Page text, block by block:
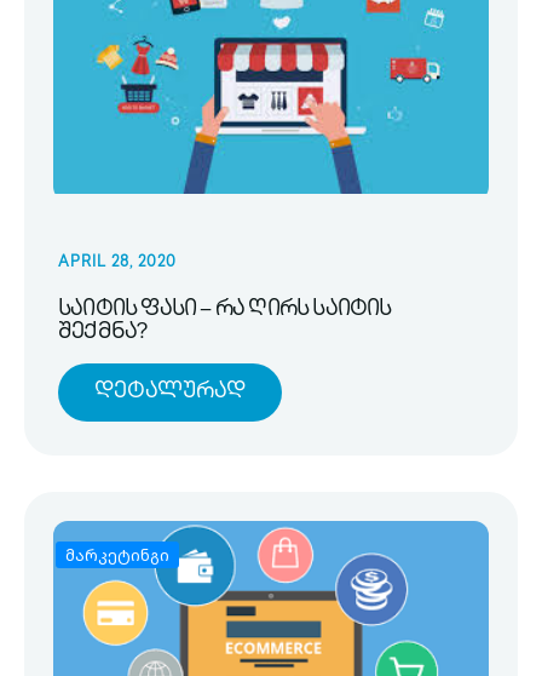
APRIL 28, 2020
საიტის ფასი – რა ღირს საიტის
შექმნა?
Დეტალურად
მარკეტინგი